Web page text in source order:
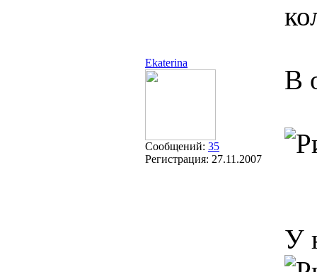
Ekaterina
Сообщений: 35
Регистрация: 27.11.2007
В
У